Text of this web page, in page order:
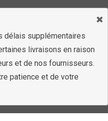
délais supplémentaires
livraisons en raison
et de nos fournisseurs.
patience et de votre